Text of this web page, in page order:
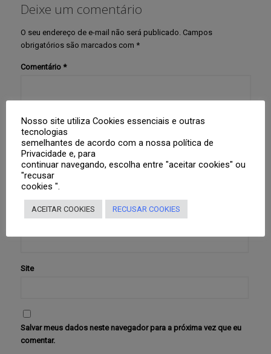
Deixe um comentário
O seu endereço de e-mail não será publicado. Campos
obrigatórios são marcados com *
Comentário *
Nome*
Site
Salvar meus dados neste navegador para a próxima vez que eu
comentar.
Nosso site utiliza Cookies essenciais e outras
tecnologias
semelhantes de acordo com a nossa política de
Privacidade e, para
continuar navegando, escolha entre "aceitar cookies" ou
"recusar
cookies ".
ACEITAR COOKIES RECUSAR COOKIES